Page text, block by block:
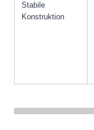
Stabile
Konstruktion